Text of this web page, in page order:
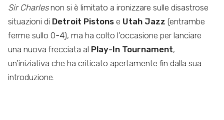
Sir Charlesnon si è limitato a ironizzare sulle disastrose
situazioni di Detroit Pistons e Utah Jazz (entrambe
ferme sullo 0-4), ma ha colto l’occasione per lanciare
una nuova frecciata al Play-In Tournament,
un’iniziativa che ha criticato apertamente fin dalla sua
introduzione.